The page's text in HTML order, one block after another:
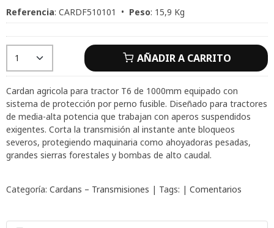
Referencia: CARDF510101 • Peso: 15,9 Kg
AÑADIR A CARRITO
Cardan agricola para tractor T6 de 1000mm equipado con
sistema de protección por perno fusible. Diseñado para tractores
de media-alta potencia que trabajan con aperos suspendidos
exigentes. Corta la transmisión al instante ante bloqueos
severos, protegiendo maquinaria como ahoyadoras pesadas,
grandes sierras forestales y bombas de alto caudal.
Categoría: Cardans – Transmisiones | Tags: | Comentarios